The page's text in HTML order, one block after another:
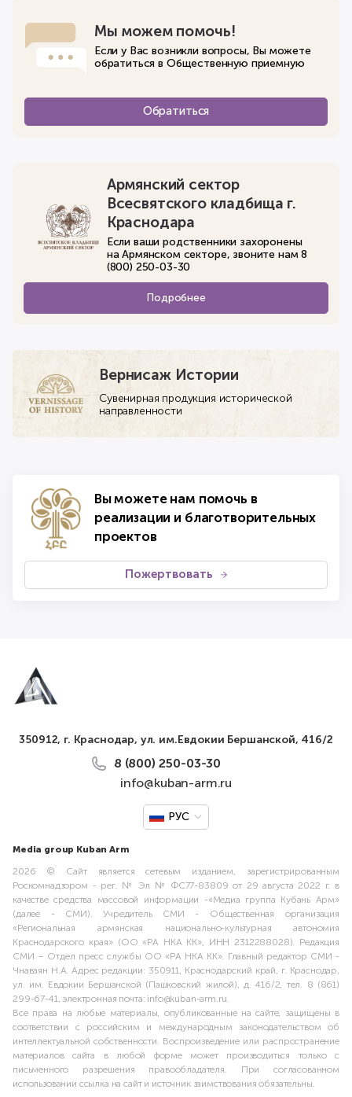
Мы можем помочь!
Если у Вас возникли вопросы, Вы можете
обратиться в Общественную приемную
Обратиться
Армянский сектор
Всесвятского кладбища г.
Краснодара
Если ваши родственники захоронены
на Армянском секторе, звоните нам 8
(800) 250-03-30
Подробнее
Вернисаж Истории
Сувенирная продукция исторической
направленности
Вы можете нам помочь в
реализации и благотворительных
проектов
Пожертвовать
350912, г. Краснодар, ул. им.Евдокии Бершанской, 416/2
8 (800) 250-03-30
info@kuban-arm.ru
РУС
Media group Kuban Arm
2026 © Сайт является сетевым изданием, зарегистрированным
Роскомнадзором - рег. № Эл № ФС77-83809 от 29 августа 2022 г. в
качестве средства массовой информации -«Медиа группа Кубань Арм»
(далее - СМИ). Учредитель СМИ - Общественная организация
«Региональная армянская национально-культурная автономия
Краснодарского края» (ОО «РА НКА КК», ИНН 2312288028). Редакция
СМИ – Отдел пресс службы ОО «РА НКА КК». Главный редактор СМИ -
Чнаваян Н.А. Адрес редакции: 350911, Краснодарский край, г. Краснодар,
ул. им. Евдокии Бершанской (Пашковский жилой), д. 416/2, тел. 8 (861)
299-67-41, электронная почта: info@kuban-arm.ru.
Все права на любые материалы, опубликованные на сайте, защищены в
соответствии с российским и международным законодательством об
интеллектуальной собственности. Воспроизведение или распространение
материалов сайта в любой форме может производиться только с
письменного разрешения правообладателя. При согласованном
использовании ссылка на сайт и источник заимствования обязательны.